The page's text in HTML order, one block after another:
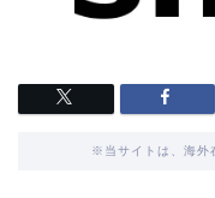
※当サイトは、海外